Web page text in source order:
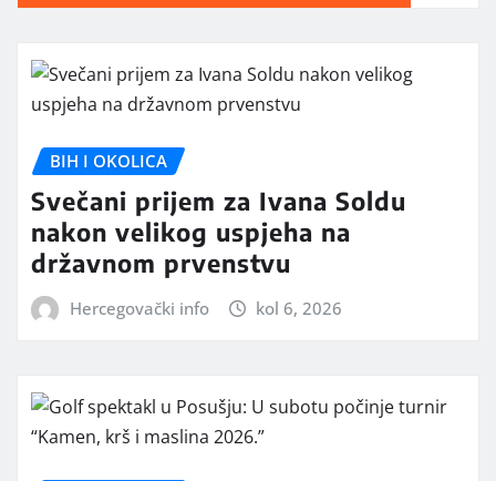
BIH I OKOLICA
Svečani prijem za Ivana Soldu
nakon velikog uspjeha na
državnom prvenstvu
Hercegovački info kol 6, 2026